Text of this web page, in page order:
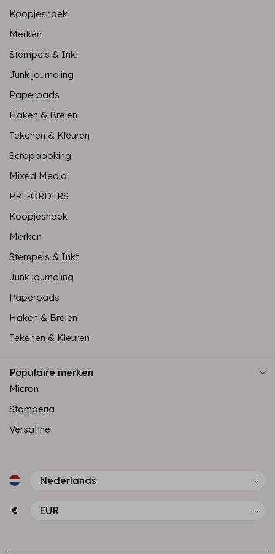
Koopjeshoek
Merken
Stempels & Inkt
Junk journaling
Paperpads
Haken & Breien
Tekenen & Kleuren
Scrapbooking
Mixed Media
PRE-ORDERS
Koopjeshoek
Merken
Stempels & Inkt
Junk journaling
Paperpads
Haken & Breien
Tekenen & Kleuren
Populaire merken
Micron
Stamperia
Versafine
€